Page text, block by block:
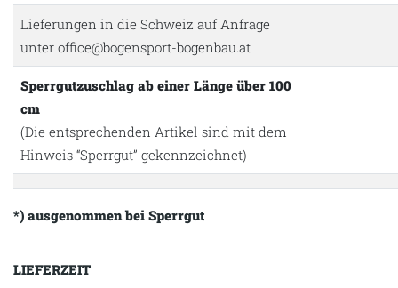
Lieferungen in die Schweiz auf Anfrage
unter office@bogensport-bogenbau.at
Sperrgutzuschlag ab einer Länge über 100
cm
(Die entsprechenden Artikel sind mit dem
Hinweis “Sperrgut” gekennzeichnet)
*) ausgenommen bei Sperrgut
LIEFERZEIT